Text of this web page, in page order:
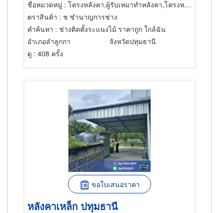
ชื่อหมวดหมู่ : โครงหลังคา,ผู้รับเหมาทำหลังคา,โครงหลังคา
ตราสินค้า : ช ชำนาญการช่าง
คำค้นหา : ช่างติดตั้งระแนงไม้ ราคาถูก ใกล้ฉัน
อำเภอลำลูกกา
จังหวัดปทุมธานี
ดู : 408 ครั้ง
ขอใบเสนอราคา
หลังคาเหล็ก ปทุมธานี